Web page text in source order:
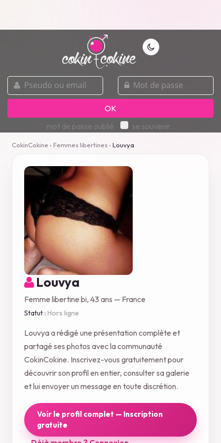
pseudo
ou
email
mot
de
passe
OK
mot de passe oublié
se souvenir
CokinCokine › Femmes libertines› Louvya
Louvya
Femme libertine bi, 43 ans — France
Statut : Hors ligne
Louvya a rédigé une présentation complète et
partagé ses photos avec la communauté
CokinCokine. Inscrivez-vous gratuitement pour
découvrir son profil en entier, consulter sa galerie
et lui envoyer un message en toute discrétion.
Voir le profil complet — Inscription
gratuite